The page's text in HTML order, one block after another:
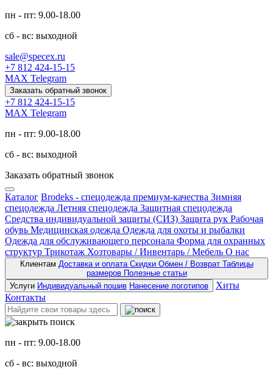
пн - пт: 9.00-18.00
сб - вс: выходной
sale@specex.ru
+7 812 424-15-15
MAX Telegram
Заказать обратный звонок
+7 812 424-15-15
MAX Telegram
пн - пт: 9.00-18.00
сб - вс: выходной
Заказать обратный звонок
Каталог Brodeks - спецодежда премиум-качества Зимняя
спецодежда Летняя спецодежда Защитная спецодежда
Средства индивидуальной защиты (СИЗ) Защита рук Рабочая
обувь Медицинская одежда Одежда для охоты и рыбалки
Одежда для обслуживающего персонала Форма для охранных
структур Трикотаж Хозтовары / Инвентарь / Мебель О нас
Клиентам Доставка и оплата Скидки Обмен / Возврат Таблицы
размеров Полезные статьи
Услуги Индивидуальный пошив Нанесение логотипов
Хиты
Контакты
пн - пт: 9.00-18.00
сб - вс: выходной